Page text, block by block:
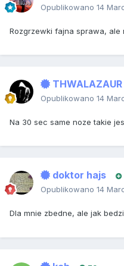
Opublikowano 14
Rozgrzewki fajna sprawa, ale
THWALAZAUR
Opublikowano 14
Na 30 sec same noze takie
doktor hajs
Opublikowano 14
Dla mnie zbedne, ale jak